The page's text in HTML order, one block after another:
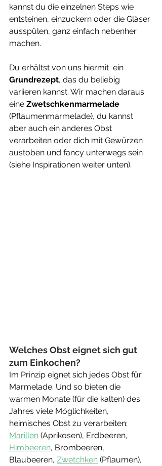
kannst du die einzelnen Steps wie
entsteinen, einzuckern oder die Gläser
ausspülen, ganz einfach nebenher
machen.
Du erhältst von uns hiermit  ein
Grundrezept, das du beliebig
variieren kannst. Wir machen daraus
eine Zwetschkenmarmelade
(Pflaumenmarmelade), du kannst
aber auch ein anderes Obst
verarbeiten oder dich mit Gewürzen
austoben und fancy unterwegs sein
(siehe Inspirationen weiter unten).
Welches Obst eignet sich gut
zum Einkochen?
Im Prinzip eignet sich jedes Obst für
Marmelade. Und so bieten die
warmen Monate (für die kalten) des
Jahres viele Möglichkeiten,
heimisches Obst zu verarbeiten:
Marillen (Aprikosen), Erdbeeren,
Himbeeren, Brombeeren,
Blaubeeren, Zwetchken (Pflaumen),